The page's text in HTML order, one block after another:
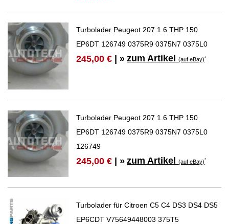
Turbolader Peugeot 207 1.6 THP 150
EP6DT 126749 0375R9 0375N7 0375L0
245,00 € | » zum Artikel(auf eBay)*
Turbolader Peugeot 207 1.6 THP 150
EP6DT 126749 0375R9 0375N7 0375L0
126749
245,00 € | » zum Artikel(auf eBay)*
Turbolader für Citroen C5 C4 DS3 DS4 DS5
EP6CDT V75649448003 375T5